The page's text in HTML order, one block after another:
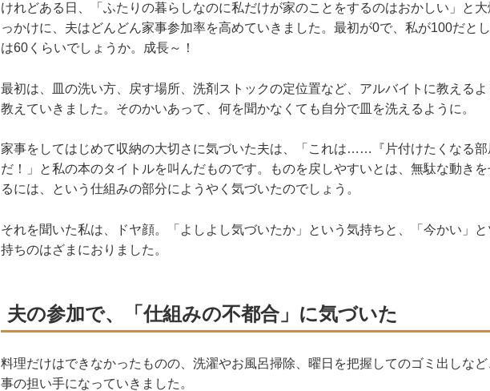
けれどある日、「ふたりの暮らしなのに私だけが家のことをするのはおかしい」と大
っかけに、夫はどんどん家事参加率を高めていきました。最初が0で、私が100だと
は60くらいでしょうか。成長～！
最初は、皿の洗い方、戻す場所、洗剤ストックの定位置など、アルバイトに教える
教えていきました。そのかいあって、何を聞かなくても自分で皿を洗えるように。
家事をしてはじめて収納の大切さに気づいた夫は、「これは……『片付けたくなる部
だ！」と私の本のタイトルを叫んだものです。ものを戻しやすいとは、無駄な動き
るには、という仕組みの部分にようやく気づいたのでしょう。
それを聞いた私は、ドヤ顔。「よしよし気づいたか」という気持ちと、「今かい」
持ちのはざまにおりました。
夫の参加で、「仕組みの不都合」に気づいた
料理だけはできなかったものの、洗濯やお風呂掃除、曜日を把握してのゴミ出しな
事の担い手になっていきました。